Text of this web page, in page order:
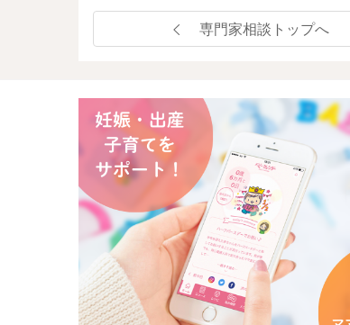
専門家相談トップへ